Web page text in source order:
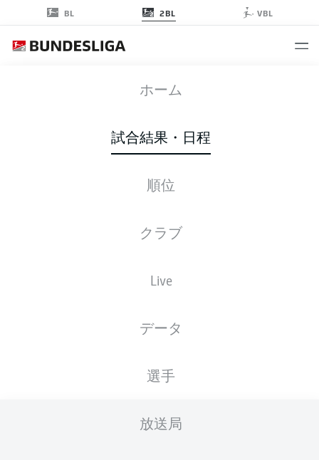
BL 2BL VBL
ホーム
試合結果・日程
順位
クラブ
Live
データ
選手
放送局
BSC FCM
3 2
スターティングメンバー
スターティングメンバー
Palkó Dárdai